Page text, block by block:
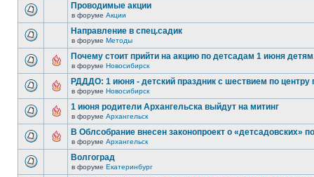
Проводимые акции
в форуме Акции
Направление в спец.садик
в форуме Методы
Почему стоит прийти на акцию по детсадам 1 июня
в форуме Новосибирск
РДДДО: 1 июня - детский праздник с шествием по центру
в форуме Новосибирск
1 июня родители Архангельска выйдут на митинг
в форуме Архангельск
В Облсобрание внесен законопроект о «детсадовских»
в форуме Архангельск
Волгоград
в форуме Екатеринбург